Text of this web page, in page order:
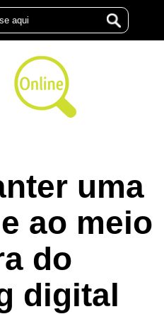
uma
ao meio
do
digital